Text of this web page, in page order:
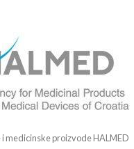
medicinske proizvode HALMED